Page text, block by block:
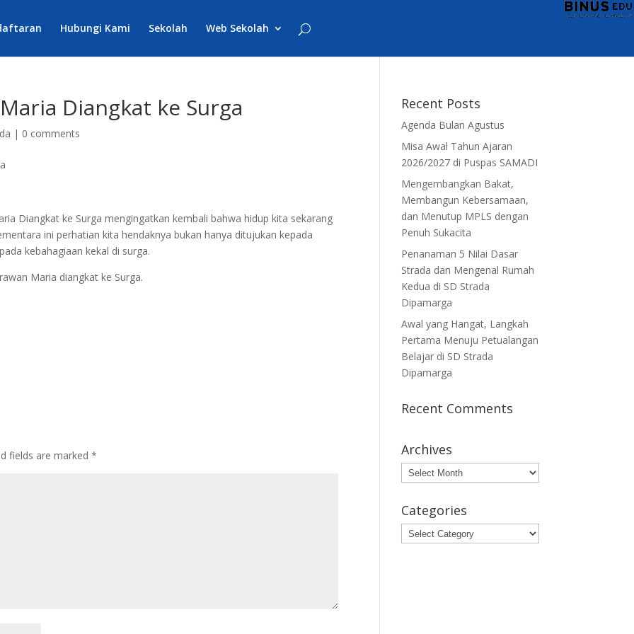
Hubungi Kami Sekolah Web Sekolah
Diangkat ke Surga
| 0 comments
Diangkat ke Surga mengingatkan kembali bahwa hidup kita sekarang
ini perhatian kita hendaknya bukan hanya ditujukan kepada
kebahagiaan kekal di surga.
Maria diangkat ke Surga.
fields are marked*
Recent Posts
Agenda Bulan Agustus
Misa Awal Tahun Ajaran
2026/2027 di Puspas SAMADI
Mengembangkan Bakat,
Membangun Kebersamaan,
dan Menutup MPLS dengan
Penuh Sukacita
Penanaman 5 Nilai Dasar
Strada dan Mengenal Rumah
Kedua di SD Strada
Dipamarga
Awal yang Hangat, Langkah
Pertama Menuju Petualangan
Belajar di SD Strada
Dipamarga
Recent Comments
Archives
Archives
Categories
Categories